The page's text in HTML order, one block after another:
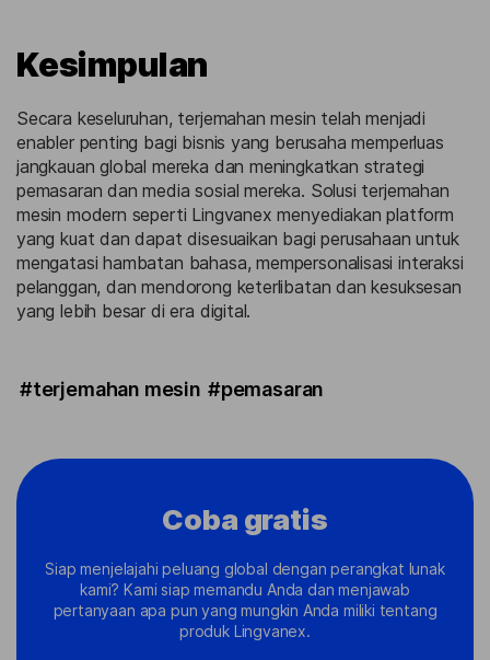
Kesimpulan
Secara keseluruhan, terjemahan mesin telah menjadi
enabler penting bagi bisnis yang berusaha memperluas
jangkauan global mereka dan meningkatkan strategi
pemasaran dan media sosial mereka. Solusi terjemahan
mesin modern seperti Lingvanex menyediakan platform
yang kuat dan dapat disesuaikan bagi perusahaan untuk
mengatasi hambatan bahasa, mempersonalisasi interaksi
pelanggan, dan mendorong keterlibatan dan kesuksesan
yang lebih besar di era digital.
#terjemahan mesin #pemasaran
Coba gratis
Siap menjelajahi peluang global dengan perangkat lunak
kami? Kami siap memandu Anda dan menjawab
pertanyaan apa pun yang mungkin Anda miliki tentang
produk Lingvanex.